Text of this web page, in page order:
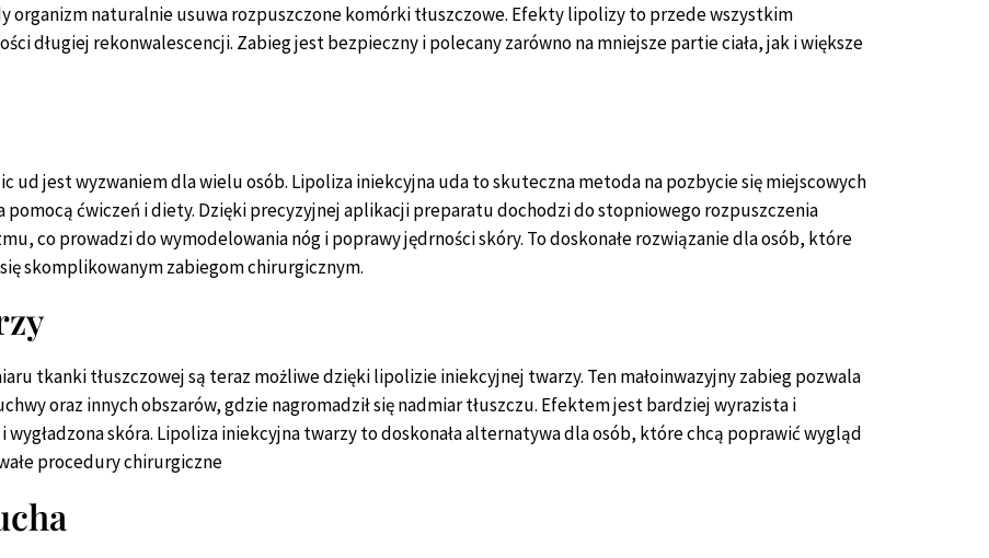
organizm naturalnie usuwa rozpuszczone komórki tłuszczowe. Efekty lipolizy to przede wszystkim
długiej rekonwalescencji. Zabieg jest bezpieczny i polecany zarówno na mniejsze partie ciała, jak i większe
ud jest wyzwaniem dla wielu osób. Lipoliza iniekcyjna uda to skuteczna metoda na pozbycie się miejscowych
ćwiczeń i diety. Dzięki precyzyjnej aplikacji preparatu dochodzi do stopniowego rozpuszczenia
co prowadzi do wymodelowania nóg i poprawy jędrności skóry. To doskonałe rozwiązanie dla osób, które
skomplikowanym zabiegom chirurgicznym.
tkanki tłuszczowej są teraz możliwe dzięki lipolizie iniekcyjnej twarzy. Ten małoinwazyjny zabieg pozwala
oraz innych obszarów, gdzie nagromadził się nadmiar tłuszczu. Efektem jest bardziej wyrazista i
skóra. Lipoliza iniekcyjna twarzy to doskonała alternatywa dla osób, które chcą poprawić wygląd
procedury chirurgiczne